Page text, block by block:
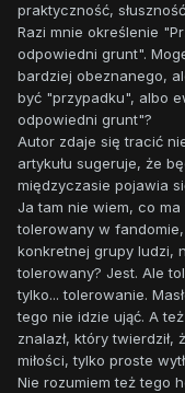
praktyczność,
Razi mnie określenie
odpowiedni grunt".
bardziej obeznanego,
być "przypadku", albo
odpowiedni grunt"?
Autor zdaje się tracić
artykułu sugeruje, że
międzyczasie pojawia
Ja tam nie wiem, co
tolerowany w
konkretnej grupy ludzi,
tolerowany? Jest. Ale
tylko... tolerowanie.
tego nie idzie ująć. A
znalazł, który twierdził,
miłości, tylko proste
Nie rozumiem też tego